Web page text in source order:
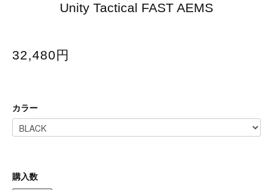
Unity Tactical FAST AEMS
32,480円
カラー
購入数